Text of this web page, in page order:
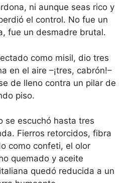
ni aunque seas rico y
el control. No fue un
fue un desmadre brutal.
como misil, dio tres
en el aire –¡tres, cabrón!–
de lleno contra un pilar de
piso.
se escuchó hasta tres
Fierros retorcidos, fibra
como confeti, el olor
quemado y aceite
quedó reducida a un